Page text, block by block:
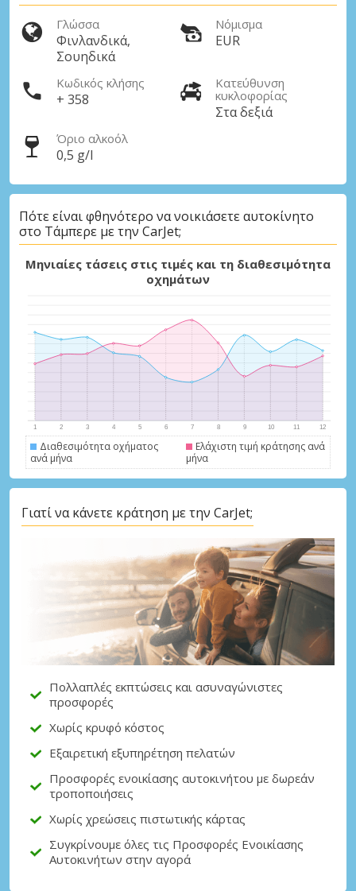
Αποκτήστε πρόσβαση σε αποκλειστικές
Σύνδεση με eLink
Γλώσσα
Φινλανδικά,
Σουηδικά
Νόμισμα
EUR
Κωδικός κλήσης
+ 358
Κατεύθυνση
κυκλοφορίας
Στα δεξιά
Όριο αλκοόλ
0,5 g/l
Πότε είναι φθηνότερο να νοικιάσετε αυτοκίνητο
στο Τάμπερε με την CarJet;
Μηνιαίες τάσεις στις τιμές και τη διαθεσιμότητα
οχημάτων
Διαθεσιμότητα οχήματος
ανά μήνα
Ελάχιστη τιμή κράτησης ανά
μήνα
Γιατί να κάνετε κράτηση με την CarJet;
Πολλαπλές εκπτώσεις και ασυναγώνιστες
προσφορές
Χωρίς κρυφό κόστος
Εξαιρετική εξυπηρέτηση πελατών
Προσφορές ενοικίασης αυτοκινήτου με δωρεάν
τροποποιήσεις
Χωρίς χρεώσεις πιστωτικής κάρτας
Συγκρίνουμε όλες τις Προσφορές Ενοικίασης
Αυτοκινήτων στην αγορά